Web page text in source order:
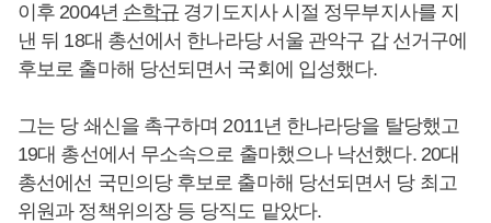
이후 2004년 손학규 경기도지사 시절 정무부지사를 지
낸 뒤 18대 총선에서 한나라당 서울 관악구 갑 선거구에
후보로 출마해 당선되면서 국회에 입성했다.
그는 당 쇄신을 촉구하며 2011년 한나라당을 탈당했고
19대 총선에서 무소속으로 출마했으나 낙선했다. 20대
총선에선 국민의당 후보로 출마해 당선되면서 당 최고
위원과 정책위의장 등 당직도 맡았다.